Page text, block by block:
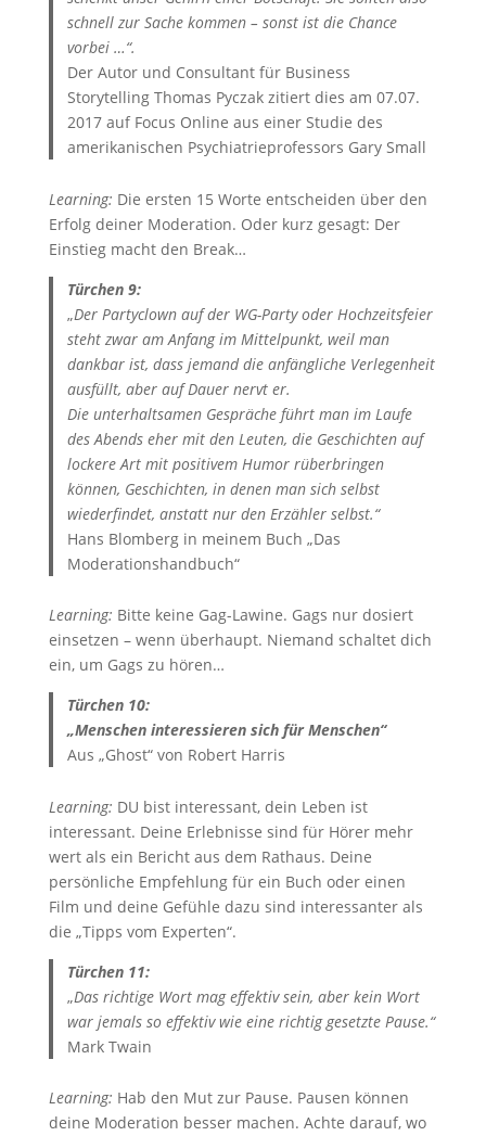
schnell zur Sache kommen – sonst ist die Chance
vorbei …“.
Der Autor und Consultant für Business
Storytelling Thomas Pyczak zitiert dies am 07.07.
2017 auf Focus Online aus einer Studie des
amerikanischen Psychiatrieprofessors Gary Small
Learning: Die ersten 15 Worte entscheiden über den
Erfolg deiner Moderation. Oder kurz gesagt: Der
Einstieg macht den Break…
Türchen 9:
„Der Partyclown auf der WG-Party oder Hochzeitsfeier
steht zwar am Anfang im Mittelpunkt, weil man
dankbar ist, dass jemand die anfängliche Verlegenheit
ausfüllt, aber auf Dauer nervt er.
Die unterhaltsamen Gespräche führt man im Laufe
des Abends eher mit den Leuten, die Geschichten auf
lockere Art mit positivem Humor rüberbringen
können, Geschichten, in denen man sich selbst
wiederfindet, anstatt nur den Erzähler selbst.“
Hans Blomberg in meinem Buch „Das
Moderationshandbuch“
Learning: Bitte keine Gag-Lawine. Gags nur dosiert
einsetzen – wenn überhaupt. Niemand schaltet dich
ein, um Gags zu hören…
Türchen 10:
„Menschen interessieren sich für Menschen“
Aus „Ghost“ von Robert Harris
Learning: DU bist interessant, dein Leben ist
interessant. Deine Erlebnisse sind für Hörer mehr
wert als ein Bericht aus dem Rathaus. Deine
persönliche Empfehlung für ein Buch oder einen
Film und deine Gefühle dazu sind interessanter als
die „Tipps vom Experten“.
Türchen 11:
„Das richtige Wort mag effektiv sein, aber kein Wort
war jemals so effektiv wie eine richtig gesetzte Pause.“
Mark Twain
Learning: Hab den Mut zur Pause. Pausen können
deine Moderation besser machen. Achte darauf, wo